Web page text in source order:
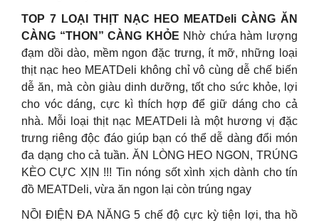
TOP 7 LOẠI THỊT NẠC HEO MEATDeli CÀNG ĂN
CÀNG “THON” CÀNG KHỎE Nhờ chứa hàm lượng
đạm dồi dào, mềm ngon đặc trưng, ít mỡ, những loại
thịt nạc heo MEATDeli không chỉ vô cùng dễ chế biến
dễ ăn, mà còn giàu dinh dưỡng, tốt cho sức khỏe, lợi
cho vóc dáng, cực kì thích hợp để giữ dáng cho cả
nhà. Mỗi loại thịt nạc MEATDeli là một hương vị đặc
trưng riêng độc đáo giúp bạn có thể dễ dàng đổi món
đa dạng cho cả tuần. ĂN LÒNG HEO NGON, TRÚNG
KÈO CỰC XỊN !!! Tin nóng sốt xình xịch dành cho tín
đồ MEATDeli, vừa ăn ngon lại còn trúng ngay
NỒI ĐIỆN ĐA NĂNG 5 chế độ cực kỳ tiện lợi, tha hồ